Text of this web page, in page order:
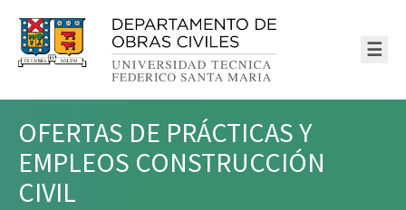
☰
OFERTAS DE PRÁCTICAS Y
EMPLEOS CONSTRUCCIÓN
CIVIL